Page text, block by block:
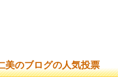
美のブログの人気投票